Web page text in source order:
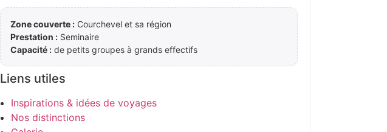
Zone couverte : Courchevel et sa région
Prestation : Seminaire
Capacité : de petits groupes à grands effectifs
Liens utiles
Inspirations & idées de voyages
Nos distinctions